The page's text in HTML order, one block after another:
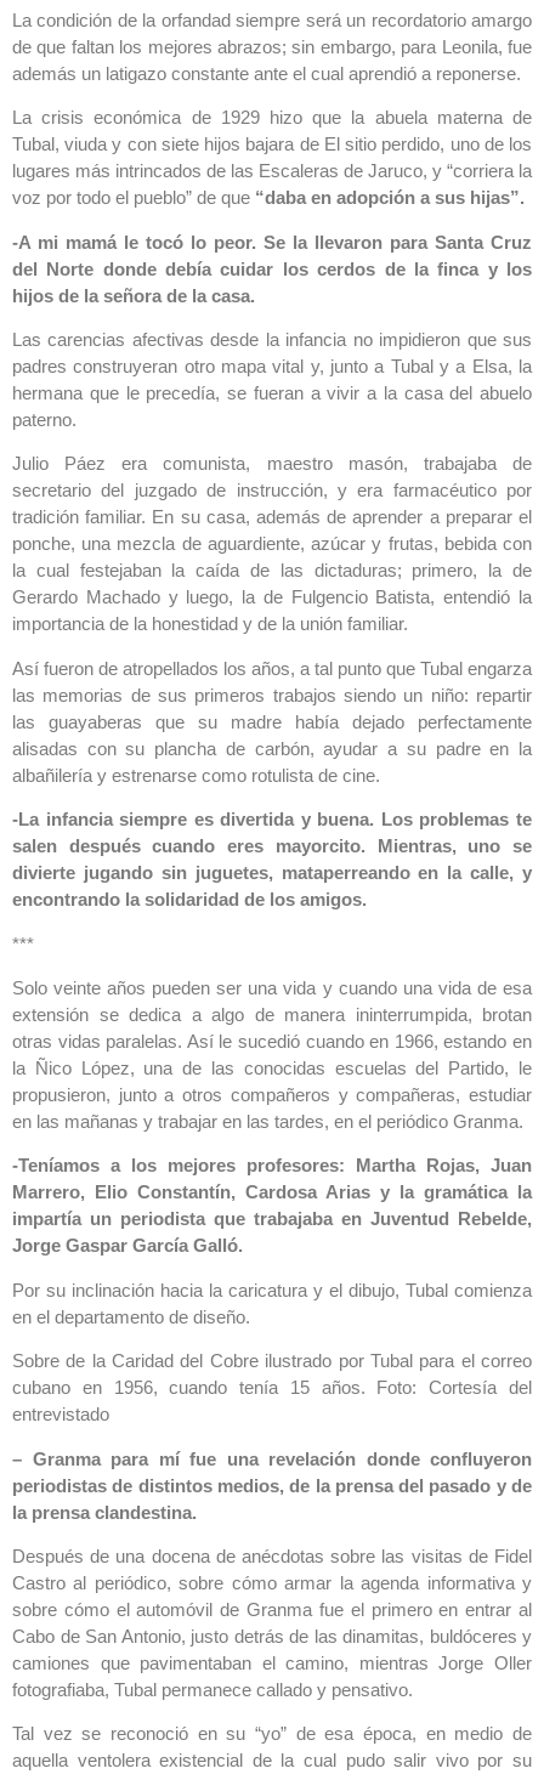
La condición de la orfandad siempre será un recordatorio amargo
de que faltan los mejores abrazos; sin embargo, para Leonila, fue
además un latigazo constante ante el cual aprendió a reponerse.
La crisis económica de 1929 hizo que la abuela materna de
Tubal, viuda y con siete hijos bajara de El sitio perdido, uno de los
lugares más intrincados de las Escaleras de Jaruco, y “corriera la
voz por todo el pueblo” de que “daba en adopción a sus hijas”.
-A mi mamá le tocó lo peor. Se la llevaron para Santa Cruz
del Norte donde debía cuidar los cerdos de la finca y los
hijos de la señora de la casa.
Las carencias afectivas desde la infancia no impidieron que sus
padres construyeran otro mapa vital y, junto a Tubal y a Elsa, la
hermana que le precedía, se fueran a vivir a la casa del abuelo
paterno.
Julio Páez era comunista, maestro masón, trabajaba de
secretario del juzgado de instrucción, y era farmacéutico por
tradición familiar. En su casa, además de aprender a preparar el
ponche, una mezcla de aguardiente, azúcar y frutas, bebida con
la cual festejaban la caída de las dictaduras; primero, la de
Gerardo Machado y luego, la de Fulgencio Batista, entendió la
importancia de la honestidad y de la unión familiar.
Así fueron de atropellados los años, a tal punto que Tubal engarza
las memorias de sus primeros trabajos siendo un niño: repartir
las guayaberas que su madre había dejado perfectamente
alisadas con su plancha de carbón, ayudar a su padre en la
albañilería y estrenarse como rotulista de cine.
-La infancia siempre es divertida y buena. Los problemas te
salen después cuando eres mayorcito. Mientras, uno se
divierte jugando sin juguetes, mataperreando en la calle, y
encontrando la solidaridad de los amigos.
***
Solo veinte años pueden ser una vida y cuando una vida de esa
extensión se dedica a algo de manera ininterrumpida, brotan
otras vidas paralelas. Así le sucedió cuando en 1966, estando en
la Ñico López, una de las conocidas escuelas del Partido, le
propusieron, junto a otros compañeros y compañeras, estudiar
en las mañanas y trabajar en las tardes, en el periódico Granma.
-Teníamos a los mejores profesores: Martha Rojas, Juan
Marrero, Elio Constantín, Cardosa Arias y la gramática la
impartía un periodista que trabajaba en Juventud Rebelde,
Jorge Gaspar García Galló.
Por su inclinación hacia la caricatura y el dibujo, Tubal comienza
en el departamento de diseño.
Sobre de la Caridad del Cobre ilustrado por Tubal para el correo
cubano en 1956, cuando tenía 15 años. Foto: Cortesía del
entrevistado
– Granma para mí fue una revelación donde confluyeron
periodistas de distintos medios, de la prensa del pasado y de
la prensa clandestina.
Después de una docena de anécdotas sobre las visitas de Fidel
Castro al periódico, sobre cómo armar la agenda informativa y
sobre cómo el automóvil de Granma fue el primero en entrar al
Cabo de San Antonio, justo detrás de las dinamitas, buldóceres y
camiones que pavimentaban el camino, mientras Jorge Oller
fotografiaba, Tubal permanece callado y pensativo.
Tal vez se reconoció en su “yo” de esa época, en medio de
aquella ventolera existencial de la cual pudo salir vivo por su